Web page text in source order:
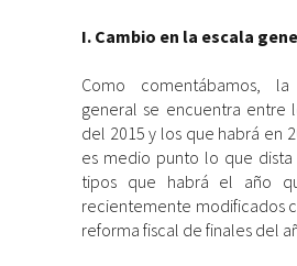
I. Cambio en la escala
Como comentábamos,
general se encuentra entre
del 2015 y los que habrá en
es medio punto lo que
tipos que habrá el año
recientemente modificados
reforma fiscal de finales del